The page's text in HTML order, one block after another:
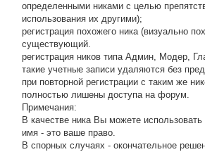
определенными никами с целью
использования их другими);
регистрация похожего ника (визуально
существующий.
регистрация ников типа Админ, Модер,
такие учетные записи удаляются без
при повторной регистрации с таким же
полностью лишены доступа на форум.
Примечания:
В качестве ника Вы можете
имя - это ваше право.
В спорных случаях - окончательное